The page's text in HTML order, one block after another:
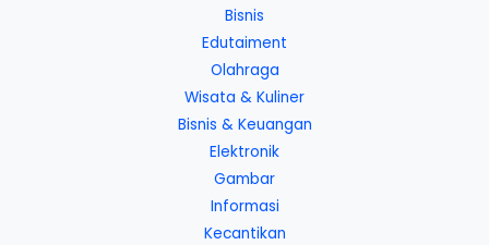
Bisnis
Edutaiment
Olahraga
Wisata & Kuliner
Bisnis & Keuangan
Elektronik
Gambar
Informasi
Kecantikan